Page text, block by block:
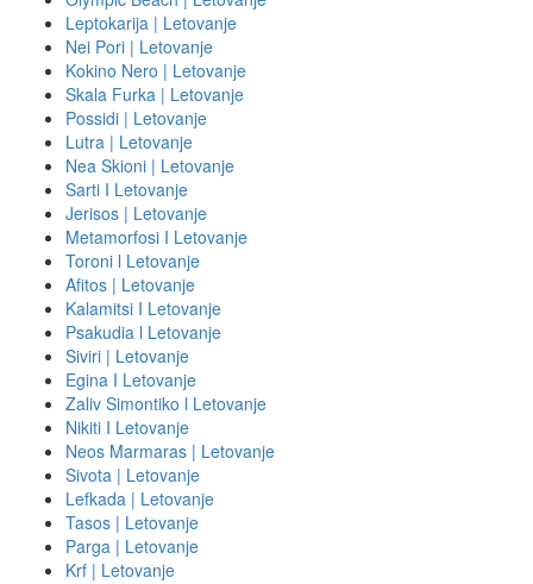
Leptokarija | Letovanje
Nei Pori | Letovanje
Kokino Nero | Letovanje
Skala Furka | Letovanje
Possidi | Letovanje
Lutra | Letovanje
Nea Skioni | Letovanje
Sarti I Letovanje
Jerisos | Letovanje
Metamorfosi I Letovanje
Toroni l Letovanje
Afitos | Letovanje
Kalamitsi I Letovanje
Psakudia l Letovanje
Siviri | Letovanje
Egina I Letovanje
Zaliv Simontiko l Letovanje
Nikiti I Letovanje
Neos Marmaras | Letovanje
Sivota | Letovanje
Lefkada | Letovanje
Tasos | Letovanje
Parga | Letovanje
Krf | Letovanje